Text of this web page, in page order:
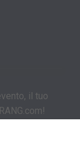
il tuo